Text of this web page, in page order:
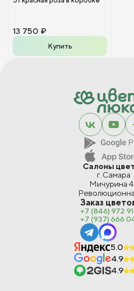
13 750 ₽
Купить
Салоны
г. Самара
Мичурина
Заказ
+7 (846) 972
+7 (937) 666
5.0
4.9
4.9